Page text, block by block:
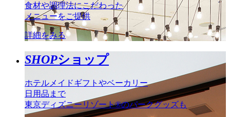
食材や調理法にこだわった
メニューをご提供
詳細をみる
SHOPショップ
ホテルメイドギフトやベーカリー
日用品まで
東京ディズニーリゾート®のパークグッズも